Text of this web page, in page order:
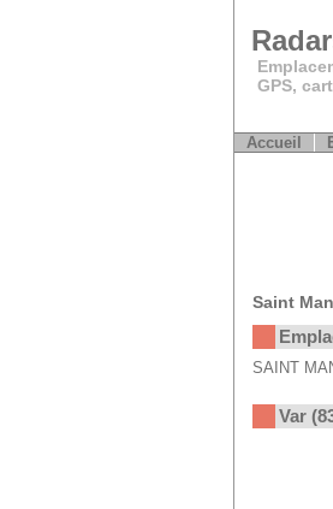
GPS,
Accueil
Saint
SAINT
Var